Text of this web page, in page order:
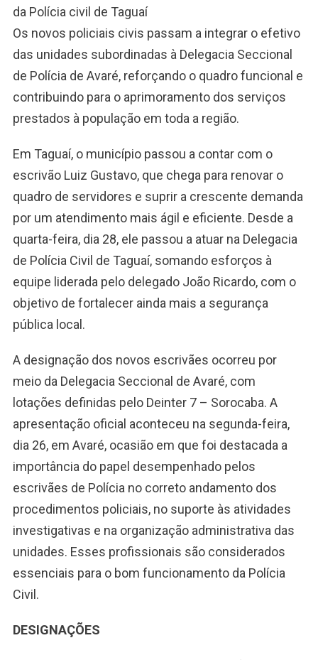
da Polícia civil de Taguaí
Os novos policiais civis passam a integrar o efetivo
das unidades subordinadas à Delegacia Seccional
de Polícia de Avaré, reforçando o quadro funcional e
contribuindo para o aprimoramento dos serviços
prestados à população em toda a região.
Em Taguaí, o município passou a contar com o
escrivão Luiz Gustavo, que chega para renovar o
quadro de servidores e suprir a crescente demanda
por um atendimento mais ágil e eficiente. Desde a
quarta-feira, dia 28, ele passou a atuar na Delegacia
de Polícia Civil de Taguaí, somando esforços à
equipe liderada pelo delegado João Ricardo, com o
objetivo de fortalecer ainda mais a segurança
pública local.
A designação dos novos escrivães ocorreu por
meio da Delegacia Seccional de Avaré, com
lotações definidas pelo Deinter 7 – Sorocaba. A
apresentação oficial aconteceu na segunda-feira,
dia 26, em Avaré, ocasião em que foi destacada a
importância do papel desempenhado pelos
escrivães de Polícia no correto andamento dos
procedimentos policiais, no suporte às atividades
investigativas e na organização administrativa das
unidades. Esses profissionais são considerados
essenciais para o bom funcionamento da Polícia
Civil.
DESIGNAÇÕES